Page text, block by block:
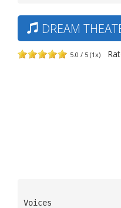
DREAM
5.0 / 5 (1x)